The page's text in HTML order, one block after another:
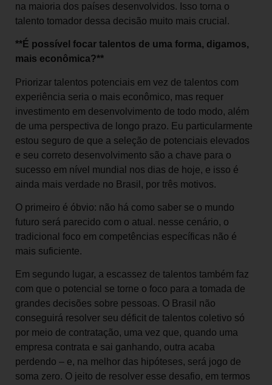
na maioria dos países desenvolvidos. Isso torna o
talento tomador dessa decisão muito mais crucial.
**É possível focar talentos de uma forma, digamos,
mais econômica?**
Priorizar talentos potenciais em vez de talentos com
experiência seria o mais econômico, mas requer
investimento em desenvolvimento de todo modo, além
de uma perspectiva de longo prazo. Eu particularmente
estou seguro de que a seleção de potenciais elevados
e seu correto desenvolvimento são a chave para o
sucesso em nível mundial nos dias de hoje, e isso é
ainda mais verdade no Brasil, por três motivos.
O primeiro é óbvio: não há como saber se o mundo
futuro será parecido com o atual. nesse cenário, o
tradicional foco em competências específicas não é
mais suficiente.
Em segundo lugar, a escassez de talentos também faz
com que o potencial se torne o foco para a tomada de
grandes decisões sobre pessoas. O Brasil não
conseguirá resolver seu déficit de talentos coletivo só
por meio de contratação, uma vez que, quando uma
empresa contrata e sai ganhando, outra acaba
perdendo – e, na melhor das hipóteses, será jogo de
soma zero. O jeito de resolver esse desafio, em termos